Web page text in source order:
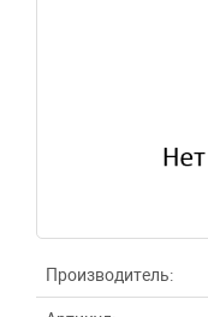
Производитель: